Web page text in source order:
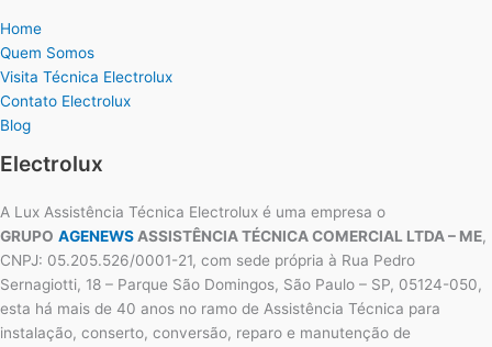
Home
Quem Somos
Visita Técnica Electrolux
Contato Electrolux
Blog
Electrolux
A Lux Assistência Técnica Electrolux é uma empresa o
GRUPO AGENEWS ASSISTÊNCIA TÉCNICA COMERCIAL LTDA – ME,
CNPJ: 05.205.526/0001-21, com sede própria à Rua Pedro
Sernagiotti, 18 – Parque São Domingos, São Paulo – SP, 05124-050,
esta há mais de 40 anos no ramo de Assistência Técnica para
instalação, conserto, conversão, reparo e manutenção de